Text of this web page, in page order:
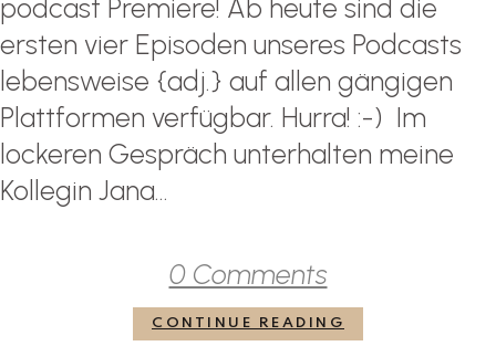
podcast Premiere! Ab heute sind die
ersten vier Episoden unseres Podcasts
lebensweise {adj.} auf allen gängigen
Plattformen verfügbar. Hurra! :-) Im
lockeren Gespräch unterhalten meine
Kollegin Jana...
0 Comments
CONTINUE READING